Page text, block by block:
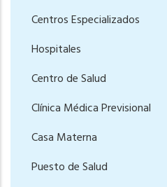
Centros Especializados
Hospitales
Centro de Salud
Clínica Médica Previsional
Casa Materna
Puesto de Salud